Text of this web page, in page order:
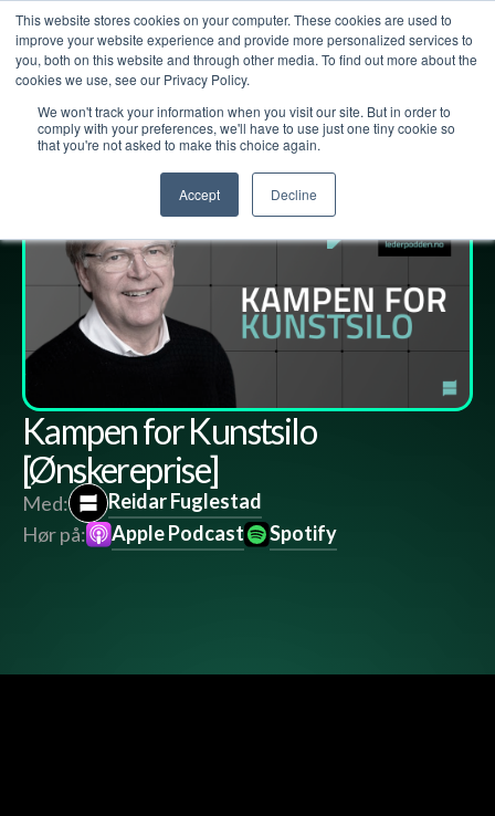
This website stores cookies on your computer. These cookies are used to
improve your website experience and provide more personalized services to
you, both on this website and through other media. To find out more about the
cookies we use, see our Privacy Policy.
We won't track your information when you visit our site. But in order to
comply with your preferences, we'll have to use just one tiny cookie so
that you're not asked to make this choice again.
Accept Decline
Lederpodden 12jul2024 234 Del
Kampen for Kunstsilo
[Ønskereprise]
Med:
Reidar Fuglestad
Hør på:
Apple Podcast Spotify